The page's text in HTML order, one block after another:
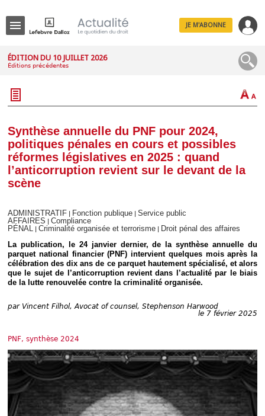
JE M'ABONNE
ÉDITION DU 10 JUILLET 2026
Éditions précédentes
Synthèse annuelle du PNF pour 2024,
politiques pénales en cours et possibles
réformes législatives en 2025 : quand
l’anticorruption revient sur le devant de la
scène
ADMINISTRATIF Fonction publique Service public
AFFAIRES
Compliance
PÉNAL
Criminalité organisée et terrorisme
Droit pénal des affaires
La publication, le 24 janvier dernier, de la synthèse annuelle du
parquet national financier (PNF) intervient quelques mois après la
célébration des dix ans de ce parquet hautement spécialisé, et alors
que le sujet de l’anticorruption revient dans l’actualité par le biais
de la lutte renouvelée contre la criminalité organisée.
par Vincent Filhol, Avocat of counsel, Stephenson Harwood
le 7 février 2025
PNF, synthèse 2024